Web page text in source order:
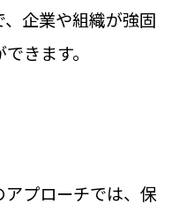
企業や組織が強固
きます。
プローチでは、保